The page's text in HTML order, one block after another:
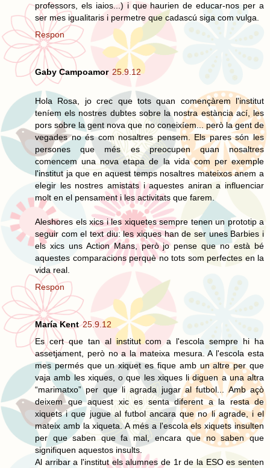
professors, els iaios...) i que haurien de educar-nos per a
ser mes igualitaris i permetre que cadascú siga com vulga.
Respon
Gaby Campoamor 25.9.12
Hola Rosa, jo crec que tots quan començàrem l'institut
teníem els nostres dubtes sobre la nostra estància ací, les
pors sobre la gent nova que no coneixíem... però la gent de
vegades no és com nosaltres pensem. Els pares són les
persones que més es preocupen quan nosaltres
comencem una nova etapa de la vida com per exemple
l'institut ja que en aquest temps nosaltres mateixos anem a
elegir les nostres amistats i aquestes aniran a influenciar
molt en el pensament i les activitats que farem.
Aleshores els xics i les xiquetes sempre tenen un prototip a
seguir com el text diu: les xiques han de ser unes Barbies i
els xics uns Action Mans, però jo pense que no està bé
aquestes comparacions perquè no tots som perfectes en la
vida real.
Respon
María Kent 25.9.12
Es cert que tan al institut com a l'escola sempre hi ha
assetjament, però no a la mateixa mesura. A l'escola esta
mes permés que un xiquet es fique amb un altre per que
vaja amb les xiques, o que les xiques li diguen a una altra
“marimatxo” per que li agrada jugar al futbol... Amb açò
deixem que aquest xic es senta diferent a la resta de
xiquets i que jugue al futbol ancara que no li agrade, i el
mateix amb la xiqueta. A més a l'escola els xiquets insulten
per que saben que fa mal, encara que no saben que
signifiquen aquestos insults.
Al arribar a l'institut els alumnes de 1r de la ESO es senten